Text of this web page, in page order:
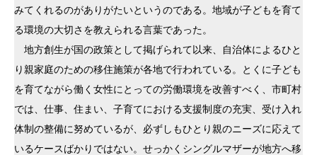
みてくれるのがありがたいというのである。地域が子どもを育て
る環境の大切さを教えられる言葉であった。
地方創生が国の政策として掲げられて以来、自治体によるひと
り親家庭のための移住施策が各地で行われている。とくに子ども
を育てながら働く女性にとっての労働環境を改善すべく、市町村
では、仕事、住まい、子育てにおける支援制度の充実、受け入れ
体制の整備に努めているが、必ずしもひとり親のニーズに応えて
いるケースばかりではない。せっかくシングルマザーが地方へ移